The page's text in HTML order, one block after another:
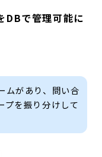
DBで管理可能に
ムがあり、問い合
プを振り分けして